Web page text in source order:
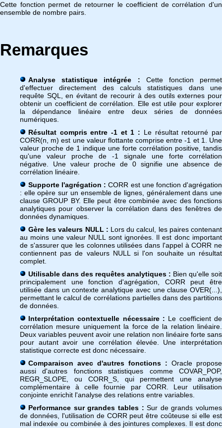
Cette fonction permet de retourner le coefficient de corrélation d'un
ensemble de nombre pairs.
Remarques
Analyse statistique intégrée : Cette fonction permet
d'effectuer directement des calculs statistiques dans une
requête SQL, en évitant de recourir à des outils externes pour
obtenir un coefficient de corrélation. Elle est utile pour explorer
la dépendance linéaire entre deux séries de données
numériques.
Résultat compris entre -1 et 1 : Le résultat retourné par
CORR(n, m) est une valeur flottante comprise entre -1 et 1. Une
valeur proche de 1 indique une forte corrélation positive, tandis
qu'une valeur proche de -1 signale une forte corrélation
négative. Une valeur proche de 0 signifie une absence de
corrélation linéaire.
Supporte l'agrégation : CORR est une fonction d'agrégation
: elle opère sur un ensemble de lignes, généralement dans une
clause GROUP BY. Elle peut être combinée avec des fonctions
analytiques pour observer la corrélation dans des fenêtres de
données dynamiques.
Gère les valeurs NULL : Lors du calcul, les paires contenant
au moins une valeur NULL sont ignorées. Il est donc important
de s'assurer que les colonnes utilisées dans l'appel à CORR ne
contiennent pas de valeurs NULL si l'on souhaite un résultat
complet.
Utilisable dans des requêtes analytiques : Bien qu'elle soit
principalement une fonction d'agrégation, CORR peut être
utilisée dans un contexte analytique avec une clause OVER(...),
permettant le calcul de corrélations partielles dans des partitions
de données.
Interprétation contextuelle nécessaire : Le coefficient de
corrélation mesure uniquement la force de la relation linéaire.
Deux variables peuvent avoir une relation non linéaire forte sans
pour autant avoir une corrélation élevée. Une interprétation
statistique correcte est donc nécessaire.
Comparaison avec d'autres fonctions : Oracle propose
aussi d'autres fonctions statistiques comme COVAR_POP,
REGR_SLOPE, ou CORR_S, qui permettent une analyse
complémentaire à celle fournie par CORR. Leur utilisation
conjointe enrichit l'analyse des relations entre variables.
Performance sur grandes tables : Sur de grands volumes
de données, l'utilisation de CORR peut être coûteuse si elle est
mal indexée ou combinée à des jointures complexes. Il est donc